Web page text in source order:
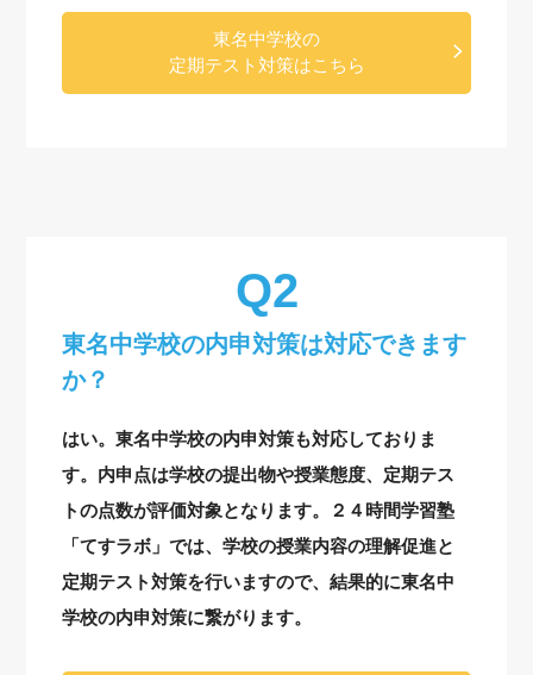
東名中学校の
定期テスト対策はこちら
東名中学校の内申対策は対応できます
か？
はい。東名中学校の内申対策も対応しておりま
す。内申点は学校の提出物や授業態度、定期テス
トの点数が評価対象となります。２４時間学習塾
「てすラボ」では、学校の授業内容の理解促進と
定期テスト対策を行いますので、結果的に東名中
学校の内申対策に繋がります。